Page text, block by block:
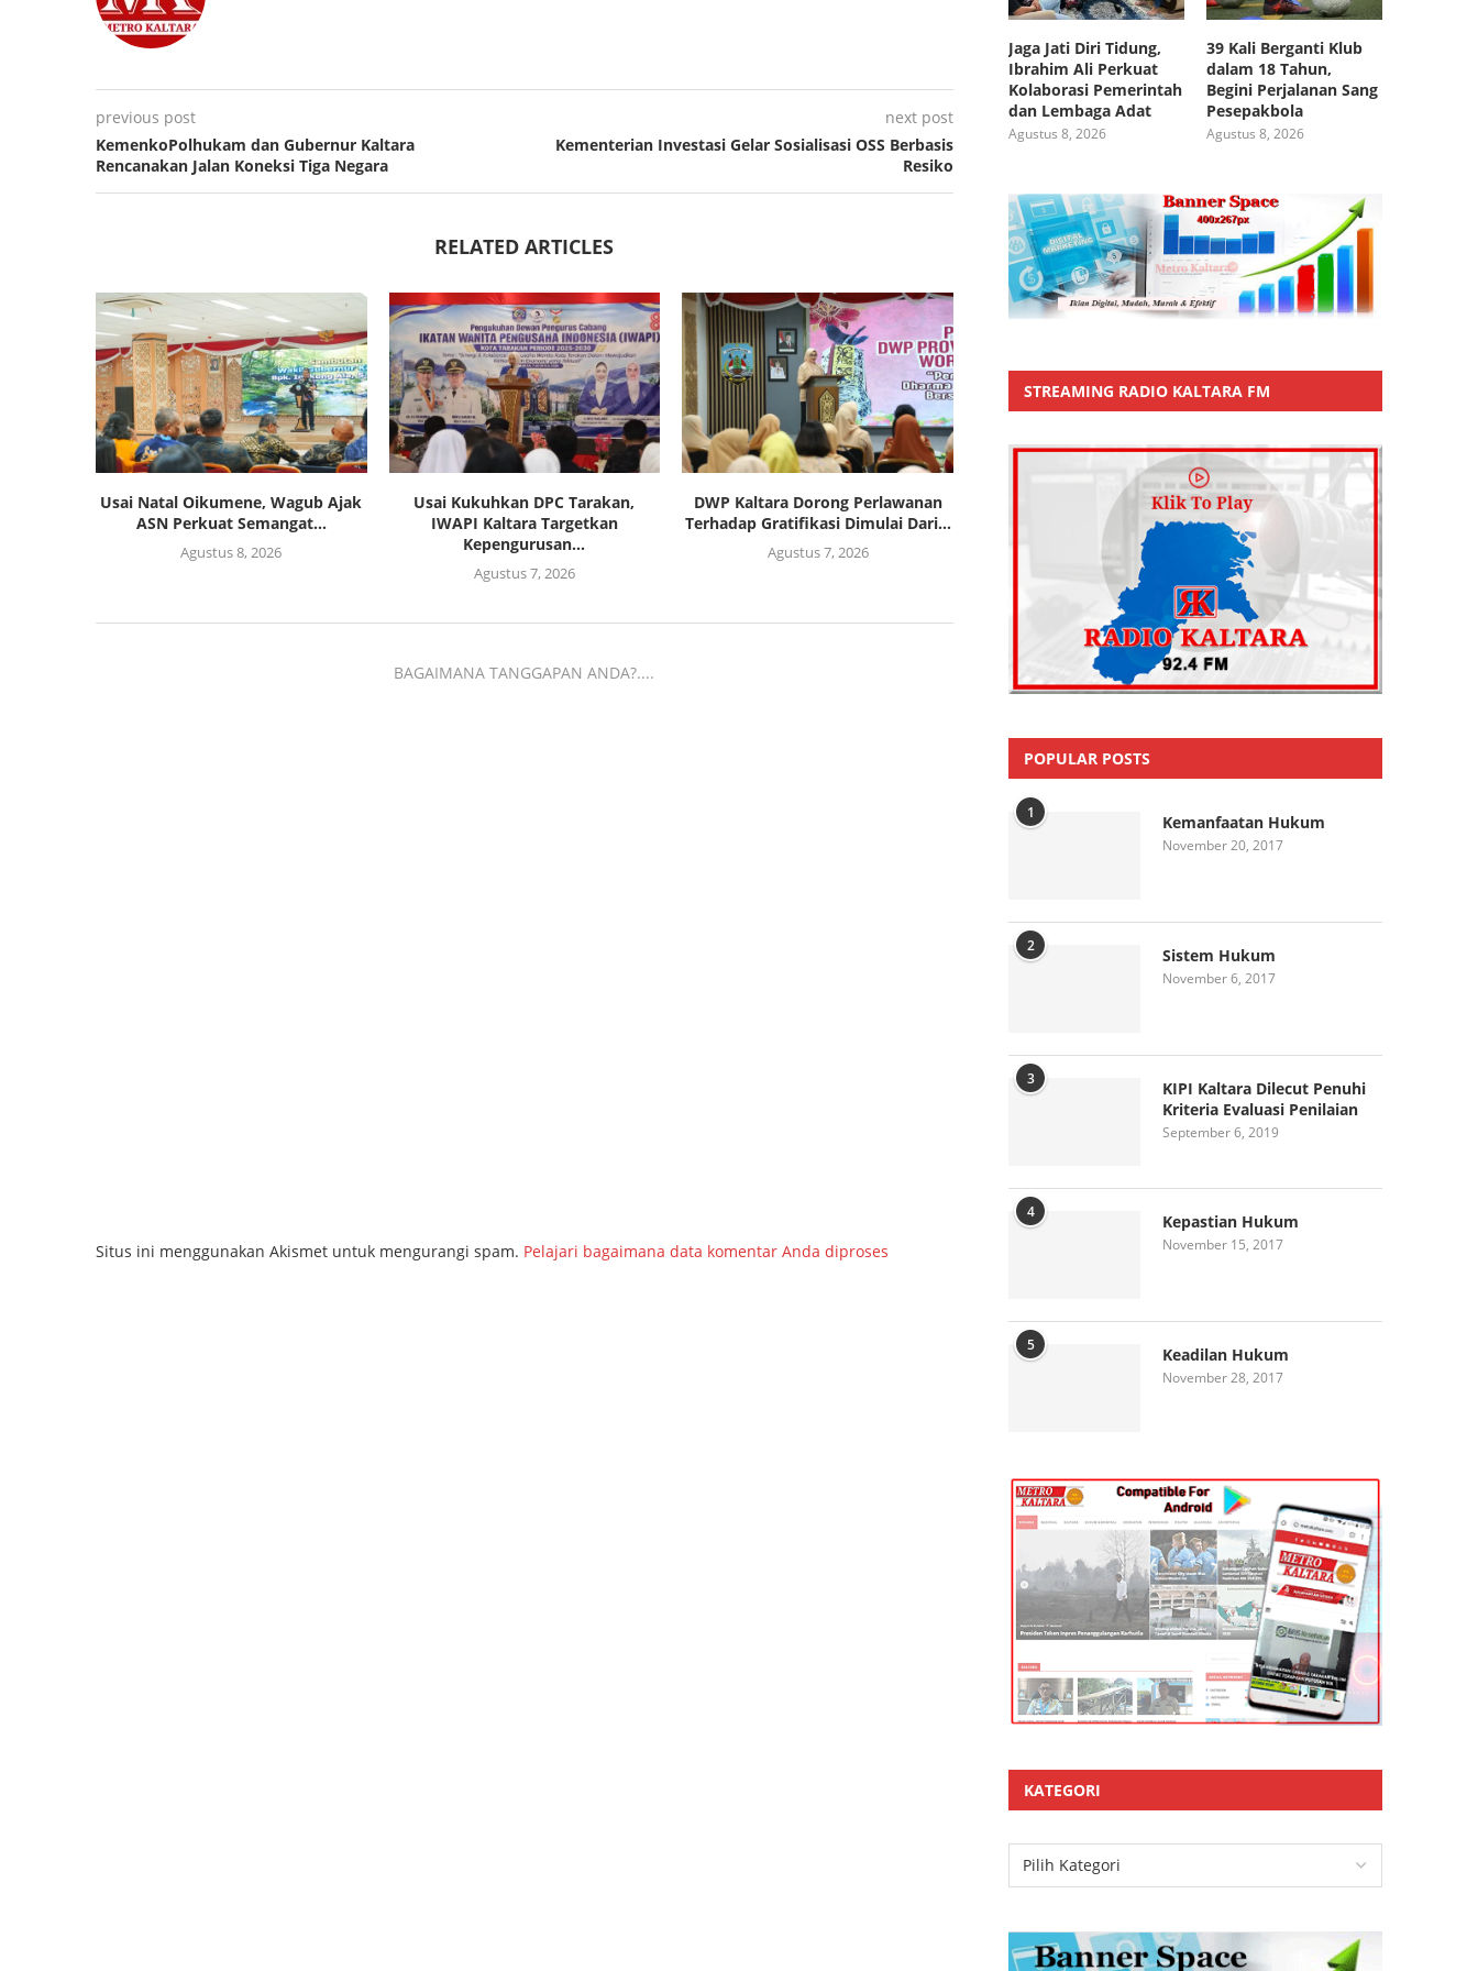
previous post
KemenkoPolhukam dan Gubernur Kaltara
Rencanakan Jalan Koneksi Tiga Negara
next post
Kementerian Investasi Gelar Sosialisasi OSS Berbasis
Resiko
RELATED ARTICLES
Usai Natal Oikumene, Wagub Ajak
ASN Perkuat Semangat...
Agustus 8, 2026
Usai Kukuhkan DPC Tarakan,
IWAPI Kaltara Targetkan
Kepengurusan...
Agustus 7, 2026
DWP Kaltara Dorong Perlawanan
Terhadap Gratifikasi Dimulai Dari...
Agustus 7, 2026
BAGAIMANA TANGGAPAN ANDA?....
Situs ini menggunakan Akismet untuk mengurangi spam. Pelajari bagaimana data komentar Anda diproses
Jaga Jati Diri Tidung,
Ibrahim Ali Perkuat
Kolaborasi Pemerintah
dan Lembaga Adat
Agustus 8, 2026
39 Kali Berganti Klub
dalam 18 Tahun,
Begini Perjalanan Sang
Pesepakbola
Agustus 8, 2026
STREAMING RADIO KALTARA FM
POPULAR POSTS
1 Kemanfaatan Hukum
November 20, 2017
2 Sistem Hukum
November 6, 2017
3
KIPI Kaltara Dilecut Penuhi
Kriteria Evaluasi Penilaian
September 6, 2019
4 Kepastian Hukum
November 15, 2017
5 Keadilan Hukum
November 28, 2017
KATEGORI